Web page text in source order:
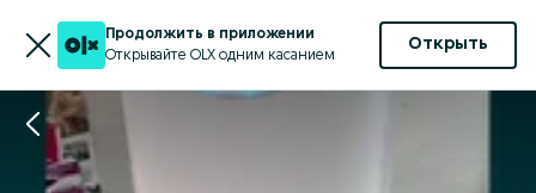
Продолжить в приложении
Открывайте OLX одним касанием
Открыть